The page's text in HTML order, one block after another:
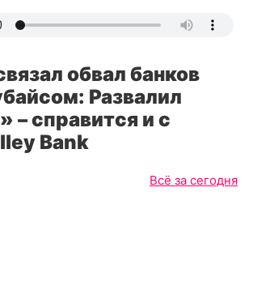
обвал банков
Развалил
– справится и с
Bank
Всё за сегодня